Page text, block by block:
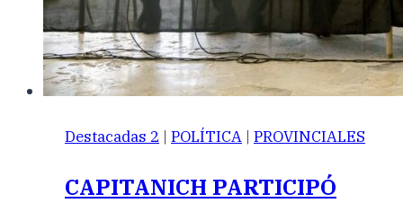
Destacadas 2 | POLÍTICA | PROVINCIALES
CAPITANICH PARTICIPÓ